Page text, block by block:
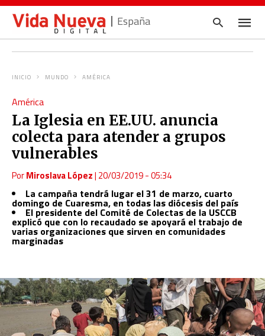
España
INICIO MUNDO AMÉRICA
América
La Iglesia en EE.UU. anuncia
colecta para atender a grupos
vulnerables
PorMiroslava López| 20/03/2019 - 05:34
La campaña tendrá lugar el 31 de marzo, cuarto
domingo de Cuaresma, en todas las diócesis del país
El presidente del Comité de Colectas de la USCCB
explicó que con lo recaudado se apoyará el trabajo de
varias organizaciones que sirven en comunidades
marginadas